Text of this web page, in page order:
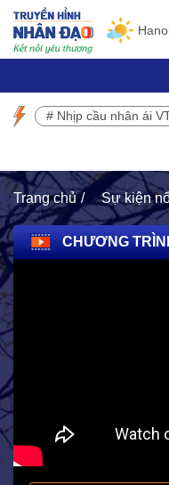
SỰ KIỆN NỔI BẬT
Hoạt động nhân đạo cả
# Nhịp cầu nhân ái
Trang chủ Sự kiện
CHƯƠNG